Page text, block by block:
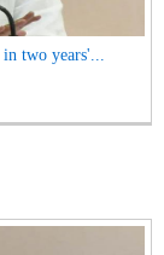
two years'...